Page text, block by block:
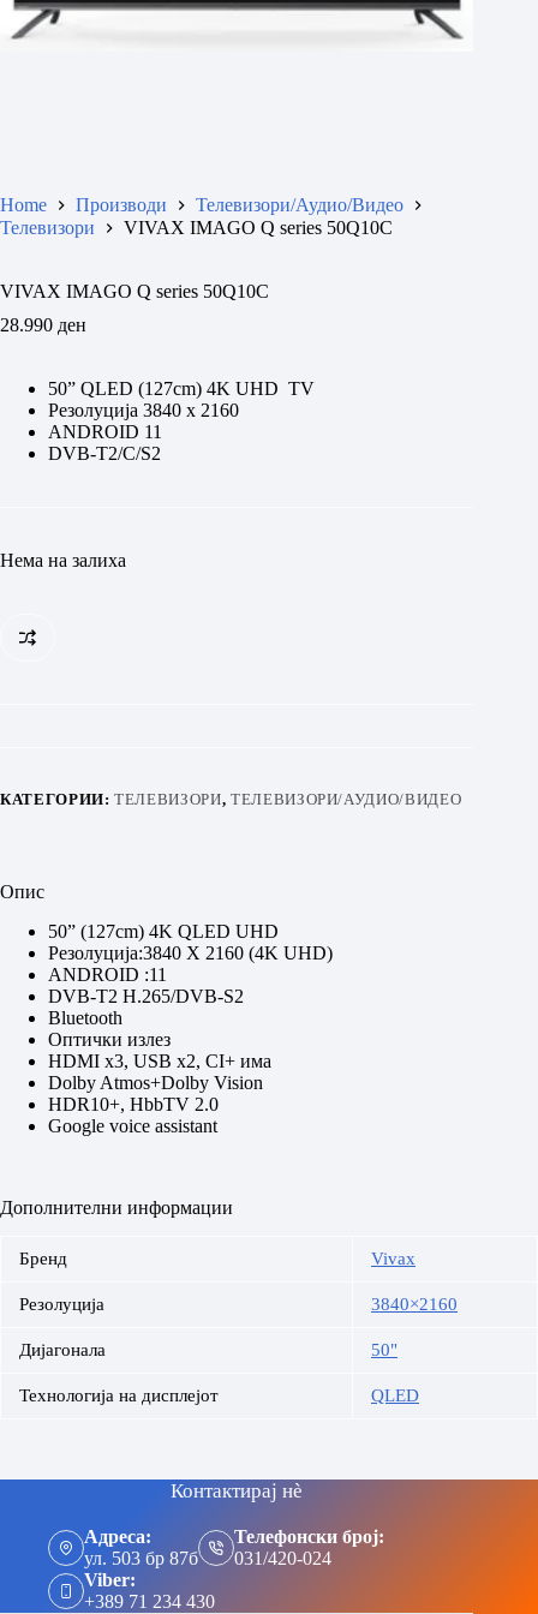
Home Производи
Телевизори/Аудио/Видео
Телевизори
VIVAX IMAGO Q series 50Q10C
VIVAX IMAGO Q series 50Q10C
28.990 ден
50” QLED (127cm) 4K UHD TV
Резолуција 3840 x 2160
ANDROID 11
DVB-T2/C/S2
Нема на залиха
КАТЕГОРИИ:ТЕЛЕВИЗОРИ, ТЕЛЕВИЗОРИ/АУДИО/ВИДЕО
Опис
50” (127cm) 4K QLED UHD
Резолуција:3840 X 2160 (4K UHD)
ANDROID :11
DVB-T2 H.265/DVB-S2
Bluetooth
Оптички излез
HDMI x3, USB x2, CI+ има
Dolby Atmos+Dolby Vision
HDR10+, HbbTV 2.0
Google voice assistant
Дополнителни информации
Бренд Vivax
Резолуција 3840×2160
Дијагонала 50"
Технологија на дисплејот QLED
Контактирај нè
Адреса:
ул. 503 бр 87б
Телефонски број:
031/420-024
Viber:
+389 71 234 430